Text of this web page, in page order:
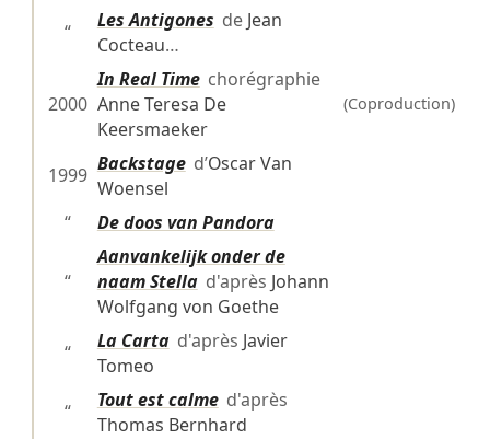
“
Les Antigones de Jean
Cocteau…
2000
In Real Timechorégraphie
Anne Teresa De
Keersmaeker
(Coproduction)
1999 Backstaged’Oscar Van
Woensel
“
De doos van Pandora
“
Aanvankelijk onder de
naam Stellad'après Johann
Wolfgang von Goethe
“
La Cartad'après Javier
Tomeo
“
Tout est calmed'après
Thomas Bernhard